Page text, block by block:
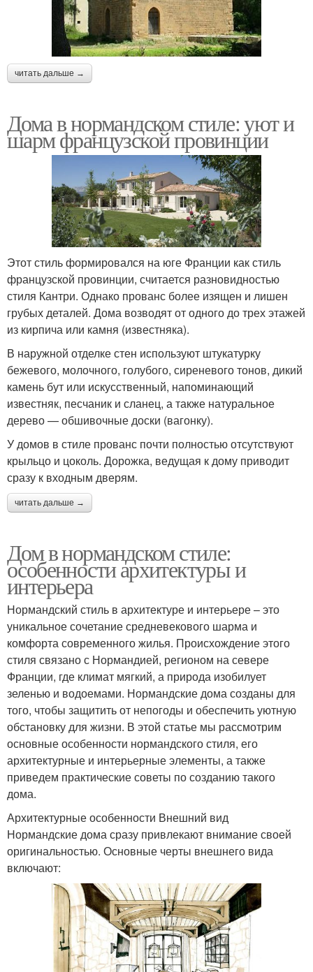
читать дальше →
Дома в нормандском стиле: уют и
шарм французской провинции
Этот стиль формировался на юге Франции как стиль
французской провинции, считается разновидностью
стиля Кантри. Однако прованс более изящен и лишен
грубых деталей. Дома возводят от одного до трех этажей
из кирпича или камня (известняка).
В наружной отделке стен используют штукатурку
бежевого, молочного, голубого, сиреневого тонов, дикий
камень бут или искусственный, напоминающий
известняк, песчаник и сланец, а также натуральное
дерево — обшивочные доски (вагонку).
У домов в стиле прованс почти полностью отсутствуют
крыльцо и цоколь. Дорожка, ведущая к дому приводит
сразу к входным дверям.
читать дальше →
Дом в нормандском стиле:
особенности архитектуры и
интерьера
Нормандский стиль в архитектуре и интерьере – это
уникальное сочетание средневекового шарма и
комфорта современного жилья. Происхождение этого
стиля связано с Нормандией, регионом на севере
Франции, где климат мягкий, а природа изобилует
зеленью и водоемами. Нормандские дома созданы для
того, чтобы защитить от непогоды и обеспечить уютную
обстановку для жизни. В этой статье мы рассмотрим
основные особенности нормандского стиля, его
архитектурные и интерьерные элементы, а также
приведем практические советы по созданию такого
дома.
Архитектурные особенности Внешний вид
Нормандские дома сразу привлекают внимание своей
оригинальностью. Основные черты внешнего вида
включают: